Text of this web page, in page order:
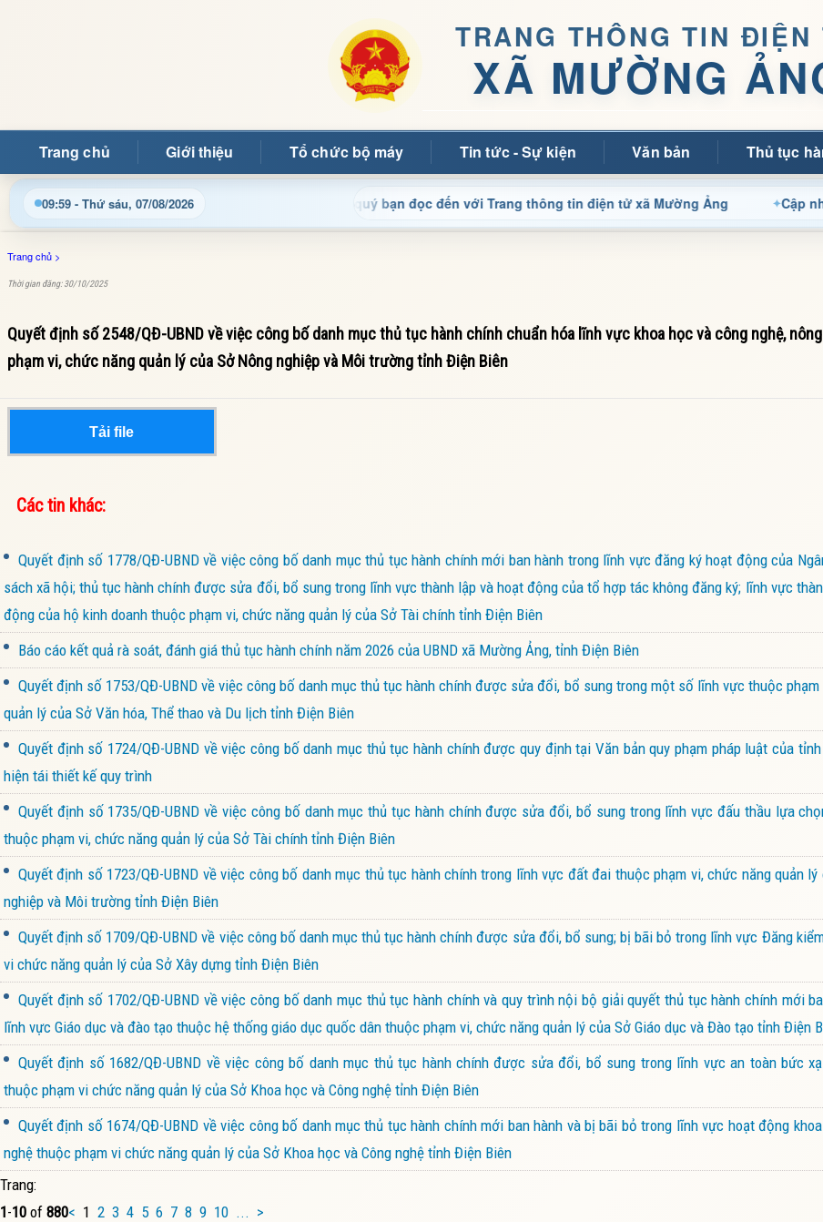
TRANG THÔNG TIN ĐIỆN
XÃ MƯỜNG
Trang chủ Giới thiệu Tổ chức bộ máy Tin tức - Sự kiện Văn bản Thủ tục
09:59 - Thứ sáu, 07/08/2026 Chào mừng quý bạn đọc đến với Trang thông tin điện tử xã Mường Ảng Cập nhật thông
Trang chủ >
Thời gian đăng: 30/10/2025
Quyết định số 2548/QĐ-UBND về việc công bố danh mục thủ tục hành chính chuẩn hóa lĩnh vực khoa học và công nghệ,
phạm vi, chức năng quản lý của Sở Nông nghiệp và Môi trường tỉnh Điện Biên
Tải file
Các tin khác:
Quyết định số 1778/QĐ-UBND về việc công bố danh mục thủ tục hành chính mới ban hành trong lĩnh vực đăng ký hoạt động của
sách xã hội; thủ tục hành chính được sửa đổi, bổ sung trong lĩnh vực thành lập và hoạt động của tổ hợp tác không đăng ký; lĩnh vực
động của hộ kinh doanh thuộc phạm vi, chức năng quản lý của Sở Tài chính tỉnh Điện Biên
Báo cáo kết quả rà soát, đánh giá thủ tục hành chính năm 2026 của UBND xã Mường Ảng, tỉnh Điện Biên
Quyết định số 1753/QĐ-UBND về việc công bố danh mục thủ tục hành chính được sửa đổi, bổ sung trong một số lĩnh vực thuộc
quản lý của Sở Văn hóa, Thể thao và Du lịch tỉnh Điện Biên
Quyết định số 1724/QĐ-UBND về việc công bố danh mục thủ tục hành chính được quy định tại Văn bản quy phạm pháp luật của
hiện tái thiết kế quy trình
Quyết định số 1735/QĐ-UBND về việc công bố danh mục thủ tục hành chính được sửa đổi, bổ sung trong lĩnh vực đấu thầu lựa
thuộc phạm vi, chức năng quản lý của Sở Tài chính tỉnh Điện Biên
Quyết định số 1723/QĐ-UBND về việc công bố danh mục thủ tục hành chính trong lĩnh vực đất đai thuộc phạm vi, chức năng quản lý
nghiệp và Môi trường tỉnh Điện Biên
Quyết định số 1709/QĐ-UBND về việc công bố danh mục thủ tục hành chính được sửa đổi, bổ sung; bị bãi bỏ trong lĩnh vực Đăng
vi chức năng quản lý của Sở Xây dựng tỉnh Điện Biên
Quyết định số 1702/QĐ-UBND về việc công bố danh mục thủ tục hành chính và quy trình nội bộ giải quyết thủ tục hành chính mới
lĩnh vực Giáo dục và đào tạo thuộc hệ thống giáo dục quốc dân thuộc phạm vi, chức năng quản lý của Sở Giáo dục và Đào tạo tỉnh Điện
Quyết định số 1682/QĐ-UBND về việc công bố danh mục thủ tục hành chính được sửa đổi, bổ sung trong lĩnh vực an toàn bức
thuộc phạm vi chức năng quản lý của Sở Khoa học và Công nghệ tỉnh Điện Biên
Quyết định số 1674/QĐ-UBND về việc công bố danh mục thủ tục hành chính mới ban hành và bị bãi bỏ trong lĩnh vực hoạt động
nghệ thuộc phạm vi chức năng quản lý của Sở Khoa học và Công nghệ tỉnh Điện Biên
Trang:
1-10 of 880< 1 2 3 4 5 6 7 8 9 10 ... >